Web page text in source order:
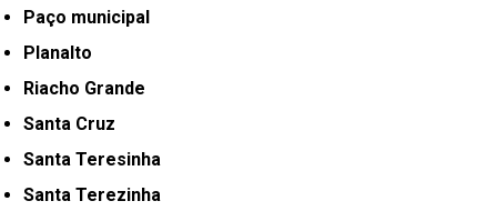
Paço municipal
Planalto
Riacho Grande
Santa Cruz
Santa Teresinha
Santa Terezinha